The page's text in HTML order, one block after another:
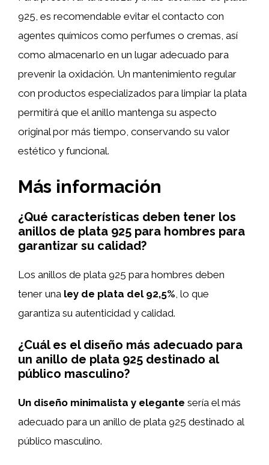
925, es recomendable evitar el contacto con
agentes químicos como perfumes o cremas, así
como almacenarlo en un lugar adecuado para
prevenir la oxidación. Un mantenimiento regular
con productos especializados para limpiar la plata
permitirá que el anillo mantenga su aspecto
original por más tiempo, conservando su valor
estético y funcional.
Más información
¿Qué características deben tener los
anillos de plata 925 para hombres para
garantizar su calidad?
Los anillos de plata 925 para hombres deben
tener una ley de plata del 92,5% , lo que
garantiza su autenticidad y calidad.
¿Cuál es el diseño más adecuado para
un anillo de plata 925 destinado al
público masculino?
Un diseño minimalista y elegante sería el más
adecuado para un anillo de plata 925 destinado al
público masculino.